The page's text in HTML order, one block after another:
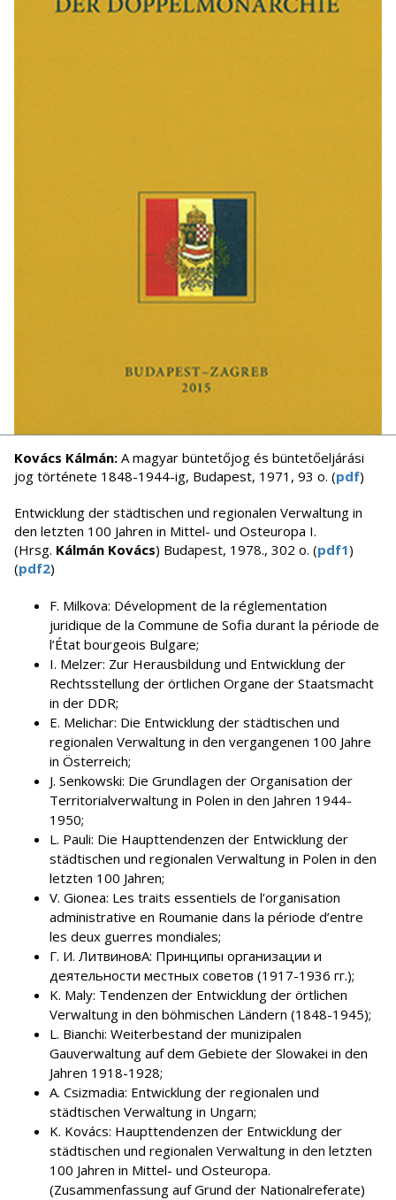
Kovács Kálmán: A magyar büntetőjog és büntetőeljárási
jog története 1848-1944-ig, Budapest, 1971, 93 o. (pdf)
Entwicklung der städtischen und regionalen Verwaltung in
den letzten 100 Jahren in Mittel- und Osteuropa I.
(Hrsg. Kálmán Kovács) Budapest, 1978., 302 o. (pdf1)
(pdf2)
F. Milkova: Dévelopment de la réglementation
juridique de la Commune de Sofia durant la période de
l’État bourgeois Bulgare;
I. Melzer: Zur Herausbildung und Entwicklung der
Rechtsstellung der örtlichen Organe der Staatsmacht
in der DDR;
E. Melichar: Die Entwicklung der städtischen und
regionalen Verwaltung in den vergangenen 100 Jahre
in Österreich;
J. Senkowski: Die Grundlagen der Organisation der
Territorialverwaltung in Polen in den Jahren 1944-
1950;
L. Pauli: Die Haupttendenzen der Entwicklung der
städtischen und regionalen Verwaltung in Polen in den
letzten 100 Jahren;
V. Gionea: Les traits essentiels de l’organisation
administrative en Roumanie dans la période d’entre
les deux guerres mondiales;
Г. И. ЛитвиновA: Принципы организации и
деятельности местных советов (1917-1936 гг.);
K. Maly: Tendenzen der Entwicklung der örtlichen
Verwaltung in den böhmischen Ländern (1848-1945);
L. Bianchi: Weiterbestand der munizipalen
Gauverwaltung auf dem Gebiete der Slowakei in den
Jahren 1918-1928;
A. Csizmadia: Entwicklung der regionalen und
städtischen Verwaltung in Ungarn;
K. Kovács: Haupttendenzen der Entwicklung der
städtischen und regionalen Verwaltung in den letzten
100 Jahren in Mittel- und Osteuropa.
(Zusammenfassung auf Grund der Nationalreferate)